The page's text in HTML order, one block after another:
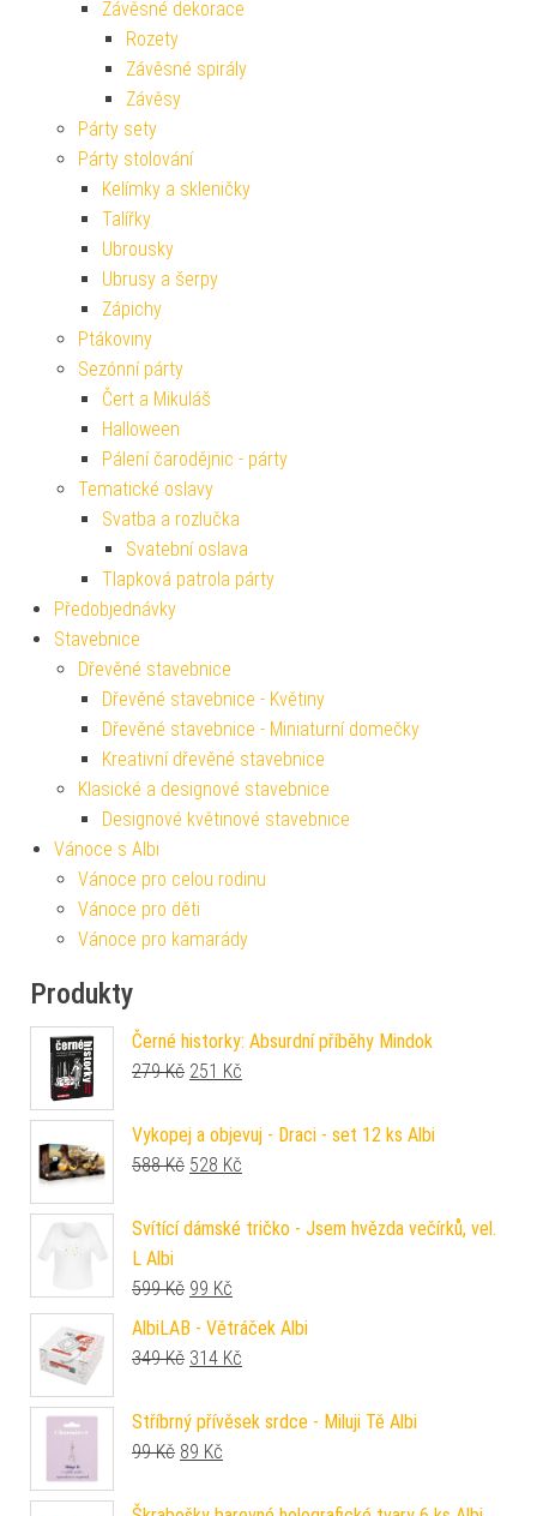
Závěsné dekorace
Rozety
Závěsné spirály
Závěsy
Párty sety
Párty stolování
Kelímky a skleničky
Talířky
Ubrousky
Ubrusy a šerpy
Zápichy
Ptákoviny
Sezónní párty
Čert a Mikuláš
Halloween
Pálení čarodějnic - párty
Tematické oslavy
Svatba a rozlučka
Svatební oslava
Tlapková patrola párty
Předobjednávky
Stavebnice
Dřevěné stavebnice
Dřevěné stavebnice - Květiny
Dřevěné stavebnice - Miniaturní domečky
Kreativní dřevěné stavebnice
Klasické a designové stavebnice
Designové květinové stavebnice
Vánoce s Albi
Vánoce pro celou rodinu
Vánoce pro děti
Vánoce pro kamarády
Produkty
Černé historky: Absurdní příběhy Mindok
279Kč Původní cena byla: 279 Kč.
251 Kč
Vykopej a objevuj - Draci - set 12 ks Albi
588Kč Původní cena byla: 588 Kč.
528 Kč
Svítící dámské tričko - Jsem hvězda večírků, vel.
L Albi
599Kč Původní cena byla: 599 Kč.
99 Kč
AlbiLAB - Větráček Albi
349Kč Původní cena byla: 349 Kč.
314 Kč
Stříbrný přívěsek srdce - Miluji Tě Albi
99Kč Původní cena byla: 99 Kč.
89 Kč